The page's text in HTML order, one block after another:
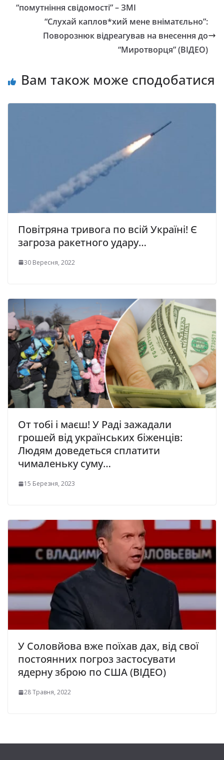
“помутніння свідомості” – ЗМІ
“Слухай каплов*хий мене вніматєльно”:
Поворознюк відреагував на внесення до
“Миротворця” (ВІДЕО)
Вам також може сподобатися
Повітряна тривога по всій Україні! Є
загроза ракетного удару…
30 Вересня, 2022
От тобі і маєш! У Раді зажадали
грошей від українських біженців:
Людям доведеться сплатити
чималеньку суму…
15 Березня, 2023
У Соловйова вже поїхав дах, від свої
постоянних погроз застосувати
ядерну зброю по США (ВІДЕО)
28 Травня, 2022